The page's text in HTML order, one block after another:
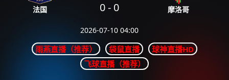
法国 0- 0
2026-07-10 04:00
摩洛哥
雨燕直播（推荐） 袋鼠直播
球神直播HD
飞球直播（推荐）